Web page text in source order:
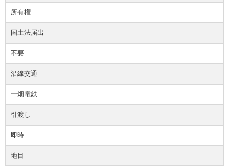
所有権
国土法届出
不要
沿線交通
一畑電鉄
引渡し
即時
地目